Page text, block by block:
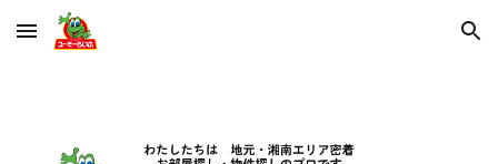
Skip to main content Skip to navigation